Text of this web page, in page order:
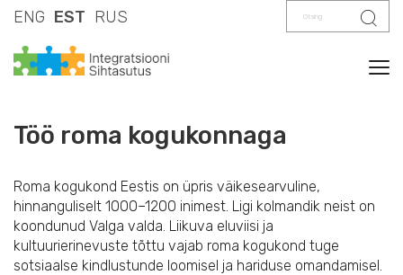
Otsing
ENG EST RUS
Töö roma kogukonnaga
Roma kogukond Eestis on üpris väikesearvuline,
hinnanguliselt 1000–1200 inimest. Ligi kolmandik neist on
koondunud Valga valda. Liikuva eluviisi ja
kultuurierinevuste tõttu vajab roma kogukond tuge
sotsiaalse kindlustunde loomisel ja hariduse omandamisel.